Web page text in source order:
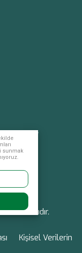
Haberler
İletişim
saklıdır.
Kişisel Verilerin
sunmak